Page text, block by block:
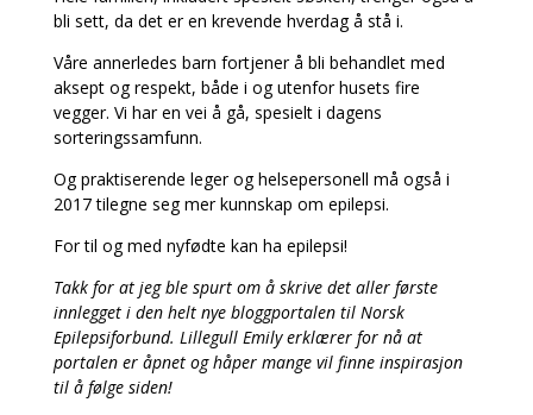
bli sett, da det er en krevende hverdag å stå i.
Våre annerledes barn fortjener å bli behandlet med
aksept og respekt, både i og utenfor husets fire
vegger. Vi har en vei å gå, spesielt i dagens
sorteringssamfunn.
Og praktiserende leger og helsepersonell må også i
2017 tilegne seg mer kunnskap om epilepsi.
For til og med nyfødte kan ha epilepsi!
Takk for at jeg ble spurt om å skrive det aller første
innlegget i den helt nye bloggportalen til Norsk
Epilepsiforbund. Lillegull Emily erklærer for nå at
portalen er åpnet og håper mange vil finne inspirasjon
til å følge siden!